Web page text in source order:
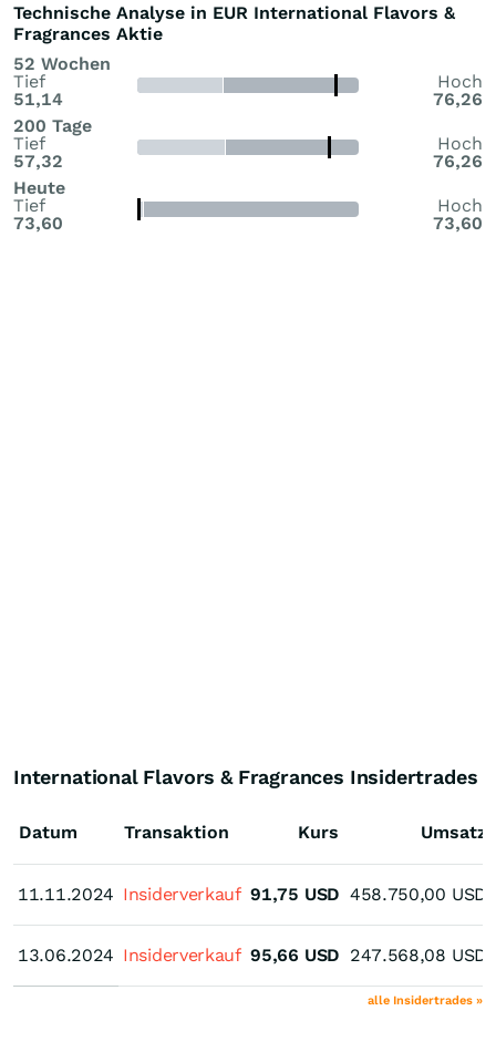
Technische Analyse in EUR International Flavors &
Fragrances Aktie
52 Wochen
Tief
51,14
Hoch
76,26
200 Tage
Tief
57,32
Hoch
76,26
Heute
Tief
73,60
Hoch
73,60
International Flavors & Fragrances Insidertrades
Datum
11.11.2024
13.06.2024
Transaktion Kurs Umsatz
11.11.2024 Insiderverkauf 91,75 USD 458.750,00 USD
13.06.2024 Insiderverkauf 95,66 USD 247.568,08 USD
alle Insidertrades »